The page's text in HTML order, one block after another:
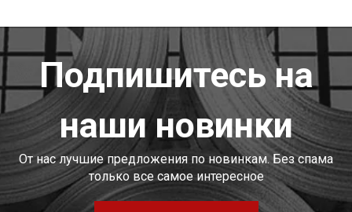
Подпишитесь на
наши новинки
От нас лучшие предложения по новинкам. Без спама
только все самое интересное